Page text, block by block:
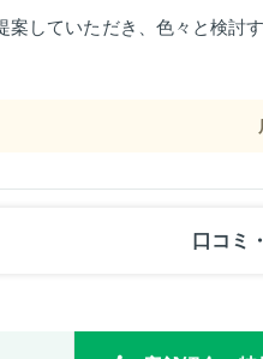
案していただき、色々と検討
口コミ